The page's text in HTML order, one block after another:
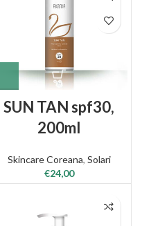
SUN TAN spf30,
200ml
Skincare Coreana, Solari
€24,00